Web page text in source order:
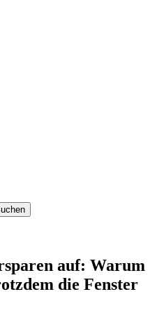
auf: Warum
die Fenster